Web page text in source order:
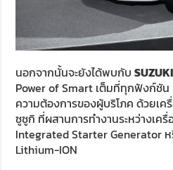
นอกจากนั้นจะยังได้พบกับ
Power of Smart เต็มที่ทุกฟังก์ชั
ความต้องการของผู้บริโภค ด้วยเค
ซูซูกิ ที่ผสานการทำงานระหว่างเค
Integrated Starter Generator
Lithium-ION